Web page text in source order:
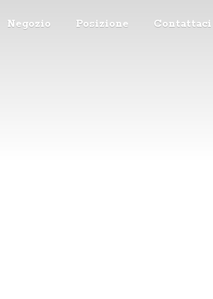
Negozio Posizione Contattaci